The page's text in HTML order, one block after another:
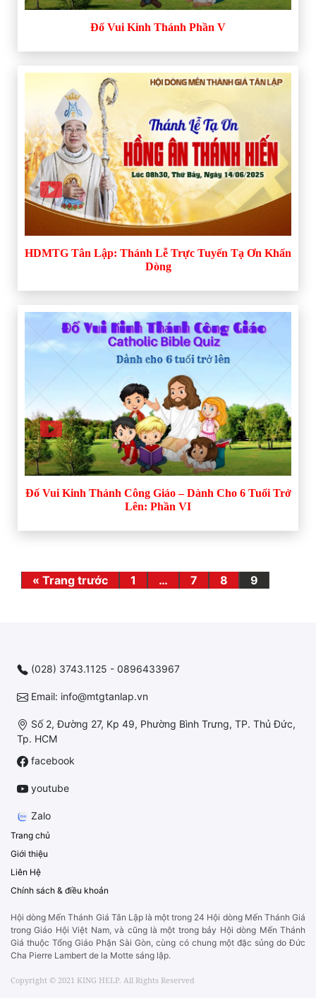
Đố Vui Kinh Thánh Phần V
HDMTG Tân Lập: Thánh Lễ Trực Tuyến Tạ Ơn Khấn
Dòng
Đố Vui Kinh Thánh Công Giáo – Dành Cho 6 Tuổi Trở
Lên: Phần VI
« Trang trước 1 … 7 8 9
(028) 3743.1125 - 0896433967
Email: info@mtgtanlap.vn
Số 2, Đường 27, Kp 49, Phường Bình Trưng, TP. Thủ Đức,
Tp. HCM
facebook
youtube
Zalo
Trang chủ
Giới thiệu
Liên Hệ
Chính sách & điều khoản
Hội dòng Mến Thánh Giá Tân Lập là một trong 24 Hội dòng Mến Thánh Giá
trong Giáo Hội Việt Nam, và cũng là một trong bảy Hội dòng Mến Thánh
Giá thuộc Tổng Giáo Phận Sài Gòn, cùng có chung một đặc sủng do Đức
Cha Pierre Lambert de la Motte sáng lập.
Copyright © 2021 KING HELP. All Rights Reserved